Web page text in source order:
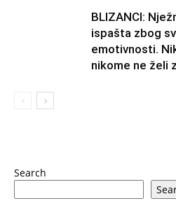
BLIZANCI:
ispašta zbog
emotivnosti.
nikome ne želi
Search